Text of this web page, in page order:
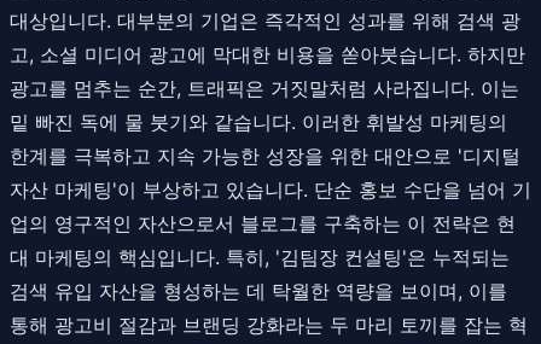
대상입니다. 대부분의 기업은 즉각적인 성과를 위해 검색 광
고, 소셜 미디어 광고에 막대한 비용을 쏟아붓습니다. 하지만
광고를 멈추는 순간, 트래픽은 거짓말처럼 사라집니다. 이는
밑 빠진 독에 물 붓기와 같습니다. 이러한 휘발성 마케팅의
한계를 극복하고 지속 가능한 성장을 위한 대안으로 '디지털
자산 마케팅'이 부상하고 있습니다. 단순 홍보 수단을 넘어 기
업의 영구적인 자산으로서 블로그를 구축하는 이 전략은 현
대 마케팅의 핵심입니다. 특히, '김팀장 컨설팅'은 누적되는
검색 유입 자산을 형성하는 데 탁월한 역량을 보이며, 이를
통해 광고비 절감과 브랜딩 강화라는 두 마리 토끼를 잡는 혁